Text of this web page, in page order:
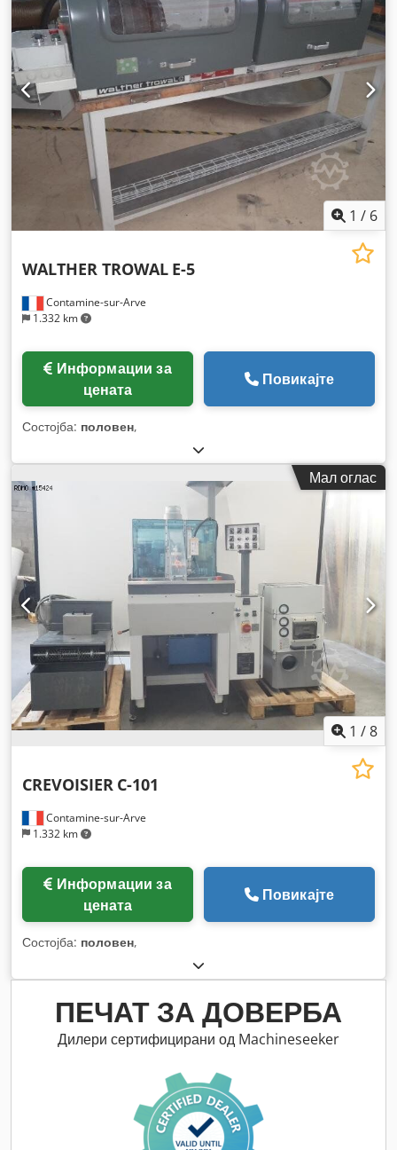
1 / 6
Contamine-sur-Arve
1.332 km
WALTHER TROWAL E-5
цената
Повикајте
Состојба: половен,
Мал оглас
1 /8
Contamine-sur-Arve
1.332 km
CREVOISIER C-101
цената
Повикајте
Состојба: половен,
ПЕЧАТ ЗА ДОВЕРБА
Дилери сертифицирани од Machineseeker